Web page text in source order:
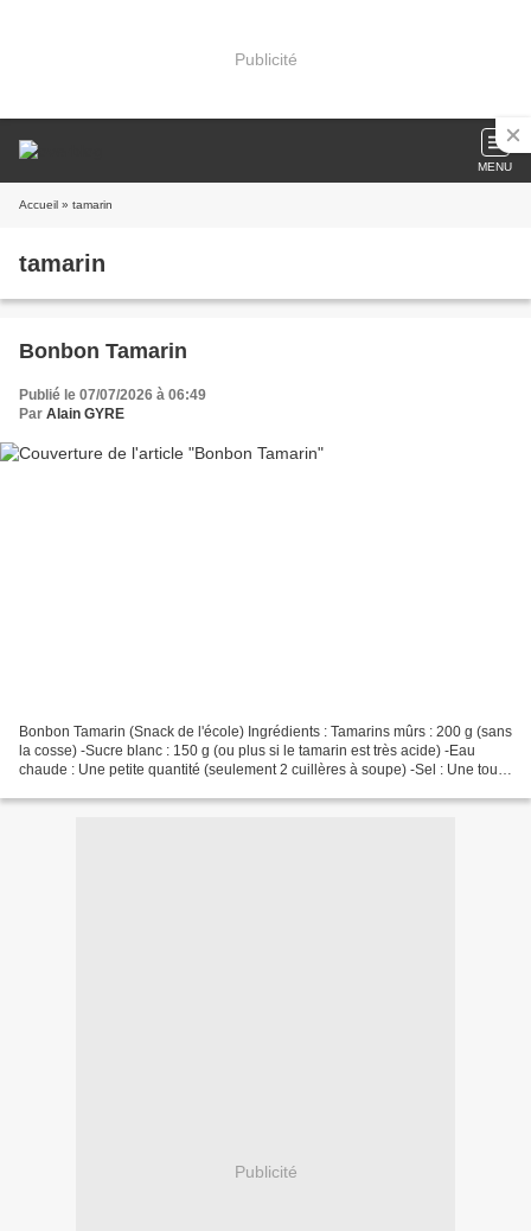
Publicité
MENU
Accueil » tamarin
tamarin
Bonbon Tamarin
Publié le 07/07/2026 à 06:49
Par Alain GYRE
Bonbon Tamarin (Snack de l'école) Ingrédients : Tamarins mûrs : 200 g (sans
la cosse) -Sucre blanc : 150 g (ou plus si le tamarin est très acide) -Eau
chaude : Une petite quantité (seulement 2 cuillères à soupe) -Sel : Une toute
Publicité